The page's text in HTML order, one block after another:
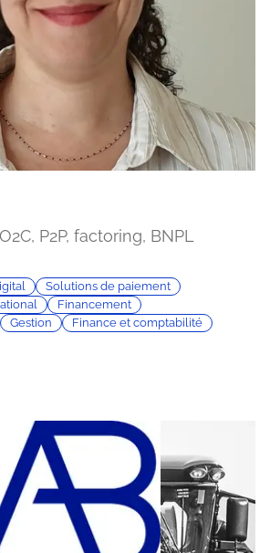
P2P, factoring, BNPL
Solutions de paiement
Financement
Gestion
Finance et comptabilité